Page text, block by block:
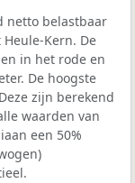
netto belastbaar
Kern. De
in het rode en
De hoogste
zijn berekend
waarden van
een 50%